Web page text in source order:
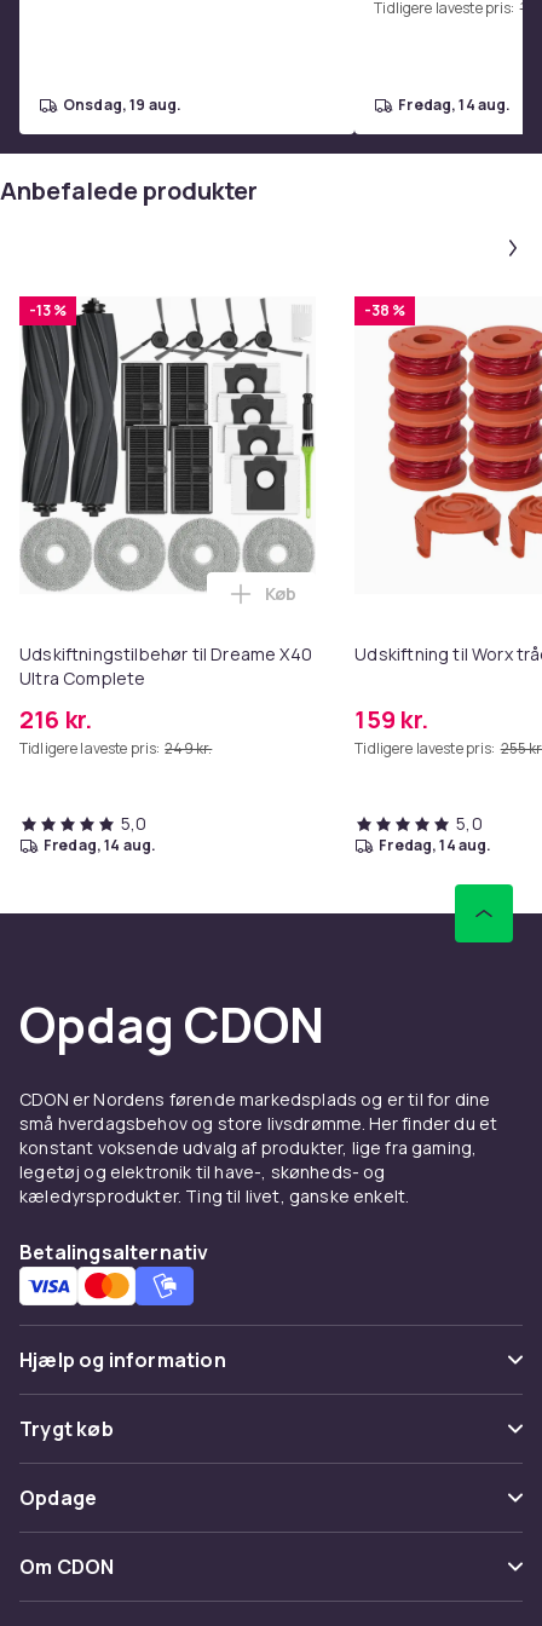
onsdag, 19 aug.
Tidligere laveste pris:
fredag, 14 aug.
Anbefalede produkter
-13 %
Udskiftningstilbehør til Dreame X40
Ultra Complete
216 kr.
Tidligere laveste pris: 249 kr.
Læg Udskiftningstilbehør til
Køb
5,0
fredag, 14 aug.
-38 %
Udskiftning til Worx
159 kr.
Tidligere laveste pris: 255
5,0
fredag, 14 aug.
Opdag CDON
CDON er Nordens førende markedsplads og er til for dine
små hverdagsbehov og store livsdrømme. Her finder du et
konstant voksende udvalg af produkter, lige fra gaming,
legetøj og elektronik til have-, skønheds- og
kæledyrsprodukter. Ting til livet, ganske enkelt.
Betalingsalternativ
Hjælp og information
Ofte stillede spørgsmål
Spor pakke
Fortryd & returner her
Kontakt os
Trygt køb
Betaling
Levering
Opdage
Kategorier
Maerke
Om CDON